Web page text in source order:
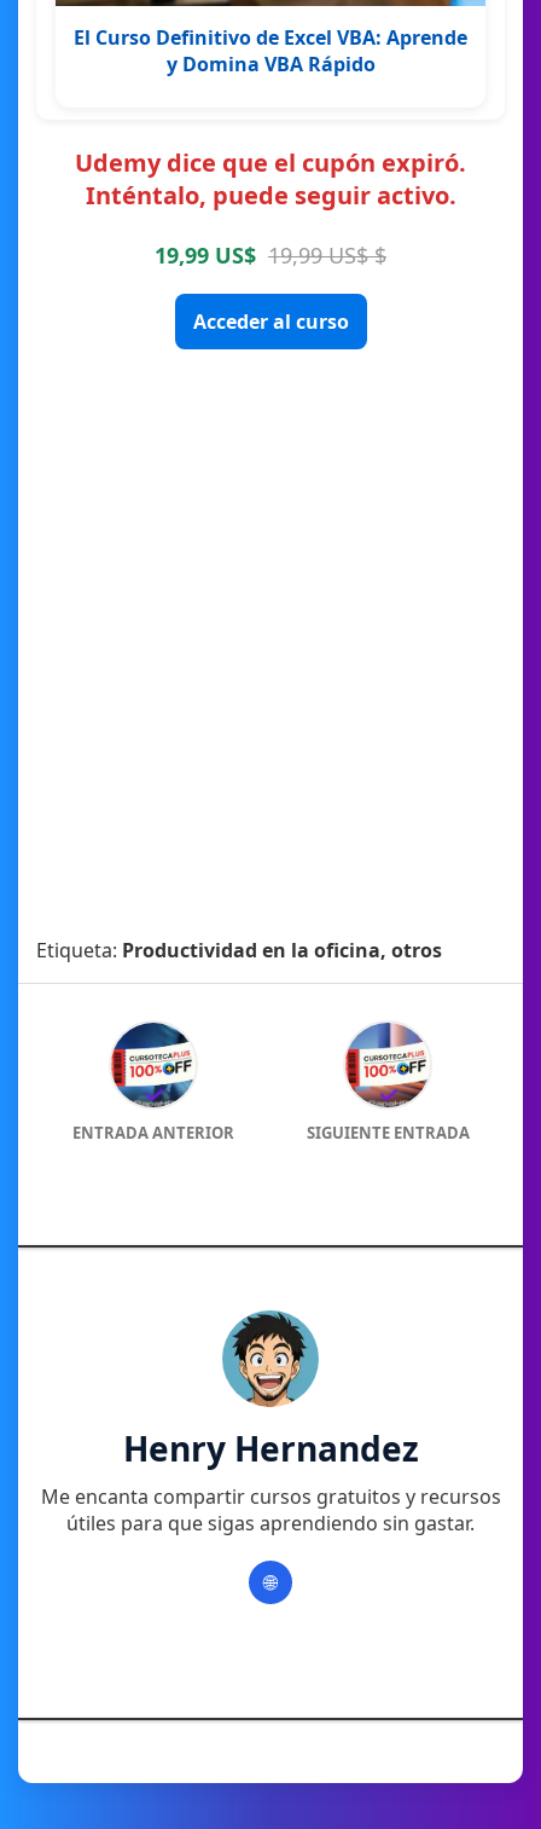
El Curso Definitivo de Excel VBA: Aprende
y Domina VBA Rápido
Udemy dice que el cupón expiró.
Inténtalo, puede seguir activo.
19,99 US$ 19,99 US$ $
Acceder al curso
Etiqueta: Productividad en la oficina, otros
ENTRADA ANTERIOR SIGUIENTE ENTRADA
Henry Hernandez
Me encanta compartir cursos gratuitos y recursos
útiles para que sigas aprendiendo sin gastar.
🌐